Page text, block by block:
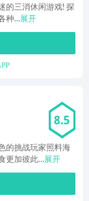
的三消休闲游戏! 探
种...展开
8.5
的挑战玩家照料海
更加彼此...展开